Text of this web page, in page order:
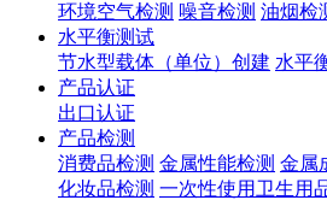
环境空气检测 噪音检测 油烟检
水平衡测试
节水型载体（单位）创建 水平
产品认证
出口认证
产品检测
消费品检测 金属性能检测 金属
化妆品检测 一次性使用卫生用